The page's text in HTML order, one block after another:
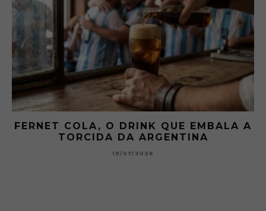
FERNET COLA, O DRINK QUE EMBALA A
TORCIDA DA ARGENTINA
19/07/2026